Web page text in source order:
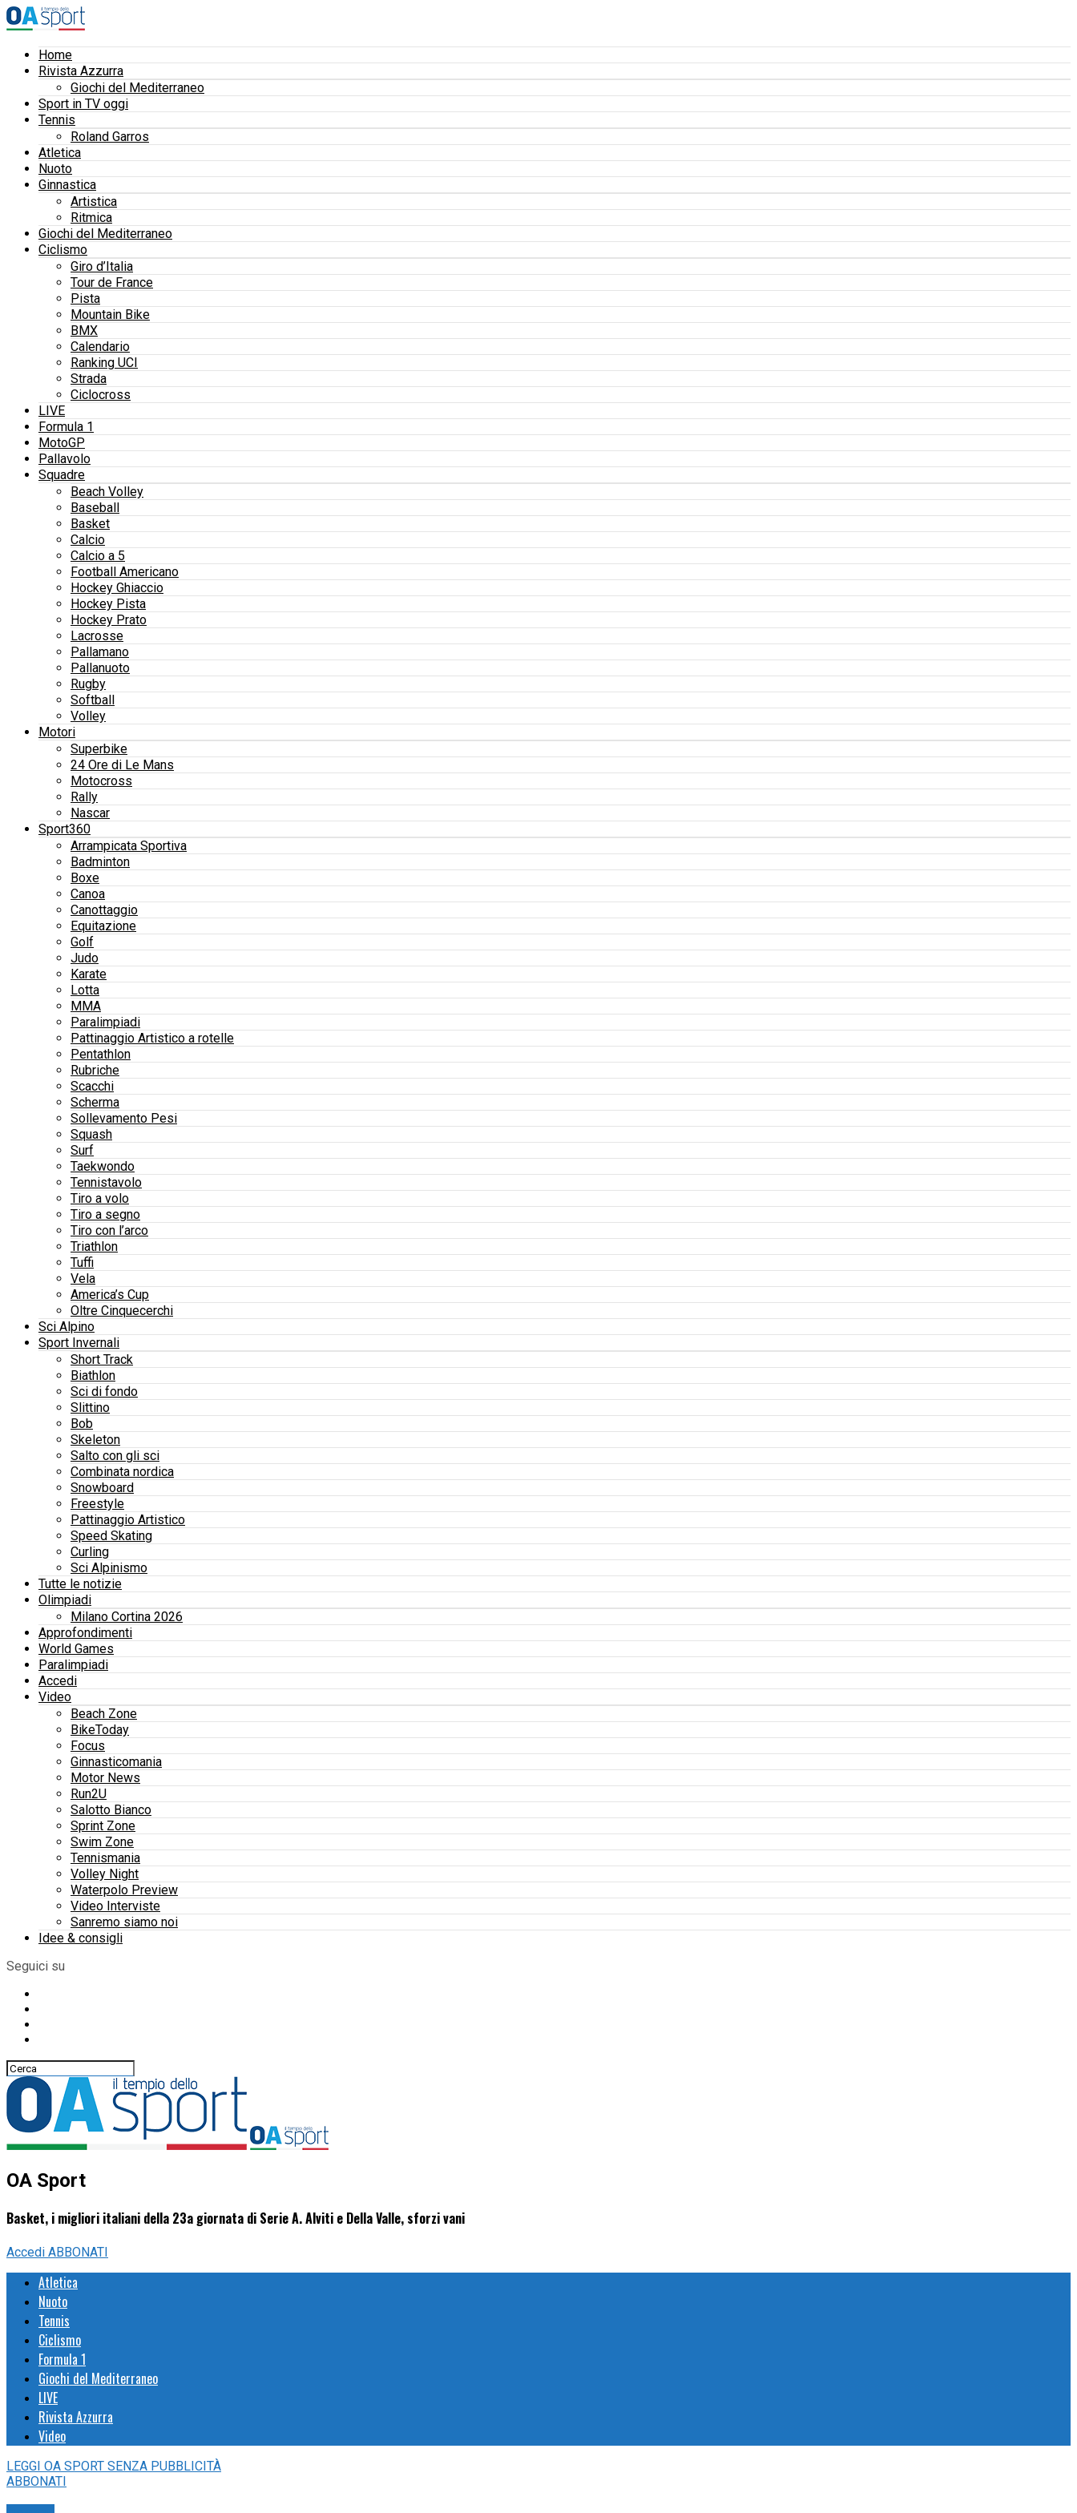
Home
Rivista Azzurra
Giochi del Mediterraneo
Sport in TV oggi
Tennis
Roland Garros
Atletica
Nuoto
Ginnastica
Artistica
Ritmica
Giochi del Mediterraneo
Ciclismo
Giro d’Italia
Tour de France
Pista
Mountain Bike
BMX
Calendario
Ranking UCI
Strada
Ciclocross
LIVE
Formula 1
MotoGP
Pallavolo
Squadre
Beach Volley
Baseball
Basket
Calcio
Calcio a 5
Football Americano
Hockey Ghiaccio
Hockey Pista
Hockey Prato
Lacrosse
Pallamano
Pallanuoto
Rugby
Softball
Volley
Motori
Superbike
24 Ore di Le Mans
Motocross
Rally
Nascar
Sport360
Arrampicata Sportiva
Badminton
Boxe
Canoa
Canottaggio
Equitazione
Golf
Judo
Karate
Lotta
MMA
Paralimpiadi
Pattinaggio Artistico a rotelle
Pentathlon
Rubriche
Scacchi
Scherma
Sollevamento Pesi
Squash
Surf
Taekwondo
Tennistavolo
Tiro a volo
Tiro a segno
Tiro con l’arco
Triathlon
Tuffi
Vela
America’s Cup
Oltre Cinquecerchi
Sci Alpino
Sport Invernali
Short Track
Biathlon
Sci di fondo
Slittino
Bob
Skeleton
Salto con gli sci
Combinata nordica
Snowboard
Freestyle
Pattinaggio Artistico
Speed Skating
Curling
Sci Alpinismo
Tutte le notizie
Olimpiadi
Milano Cortina 2026
Approfondimenti
World Games
Paralimpiadi
Accedi
Video
Beach Zone
BikeToday
Focus
Ginnasticomania
Motor News
Run2U
Salotto Bianco
Sprint Zone
Swim Zone
Tennismania
Volley Night
Waterpolo Preview
Video Interviste
Sanremo siamo noi
Idee & consigli
Seguici su
OA Sport
Basket, i migliori italiani della 23a giornata di Serie A. Alviti e Della Valle, sforzi vani
Accedi ABBONATI
Atletica
Nuoto
Tennis
Ciclismo
Formula 1
Giochi del Mediterraneo
LIVE
Rivista Azzurra
Video
LEGGI OA SPORT SENZA PUBBLICITÀ
ABBONATI